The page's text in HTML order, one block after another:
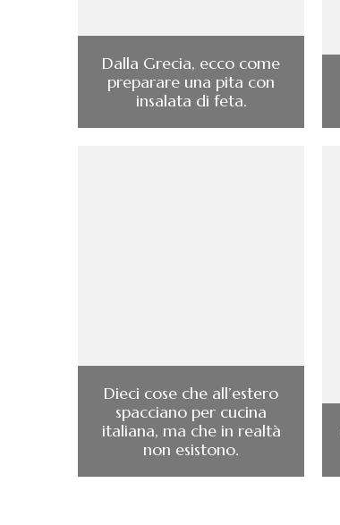
Dalla Grecia, ecco come
preparare una pita con
insalata di feta.
Dieci cose che all’estero
spacciano per cucina
italiana, ma che in realtà
non esistono.